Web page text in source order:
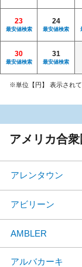
23
最安値検索
24
最安値検索
30
最安値検索
31
最安値検索
※単位【円】 表示され
アメリカ合
アレンタウン
アビリーン
AMBLER
アルバカーキ